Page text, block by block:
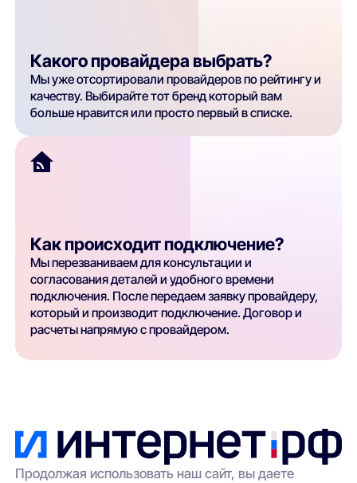
Какого провайдера выбрать?
Мы уже отсортировали провайдеров по рейтингу и
качеству. Выбирайте тот бренд который вам
больше нравится или просто первый в списке.
Как происходит подключение?
Мы перезваниваем для консультации и
согласования деталей и удобного времени
подключения. После передаем заявку провайдеру,
который и производит подключение. Договор и
расчеты напрямую с провайдером.
Продолжая использовать наш сайт, вы даете